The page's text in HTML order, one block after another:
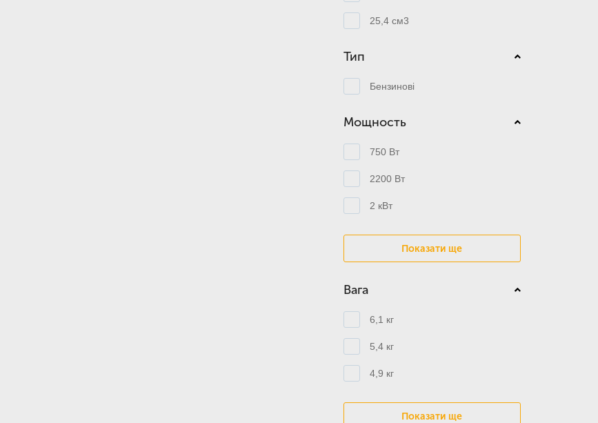
25,4 см3
Тип
Бензинові
Мощность
750 Вт
2200 Вт
2 кВт
Показати ще
Вага
6,1 кг
5,4 кг
4,9 кг
Показати ще